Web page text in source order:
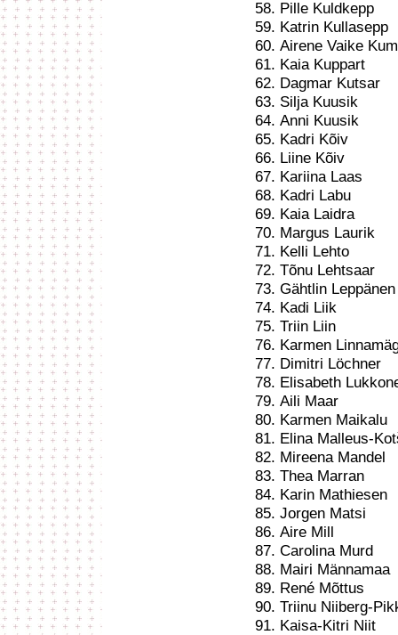
Pille Kuldkepp
Katrin Kullasepp
Airene Vaike
Kaia Kuppart
Dagmar Kutsar
Silja Kuusik
Anni Kuusik
Kadri Kõiv
Liine Kõiv
Kariina Laas
Kadri Labu
Kaia Laidra
Margus Laurik
Kelli Lehto
Tõnu Lehtsaar
Gähtlin Leppänen
Kadi Liik
Triin Liin
Karmen
Dimitri Löchner
Elisabeth
Aili Maar
Karmen Maikalu
Elina Malleus-
Mireena Mandel
Thea Marran
Karin Mathiesen
Jorgen Matsi
Aire Mill
Carolina Murd
Mairi Männamaa
René Mõttus
Triinu Niiberg-
Kaisa-Kitri Niit